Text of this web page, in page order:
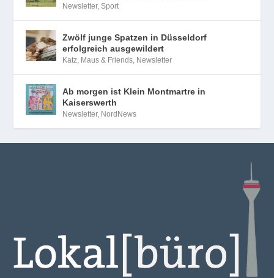
Newsletter,Sport
Zwölf junge Spatzen in Düsseldorf
erfolgreich ausgewildert
Katz, Maus & Friends Newsletter
Ab morgen ist Klein Montmartre in
Kaiserswerth
Newsletter, NordNews